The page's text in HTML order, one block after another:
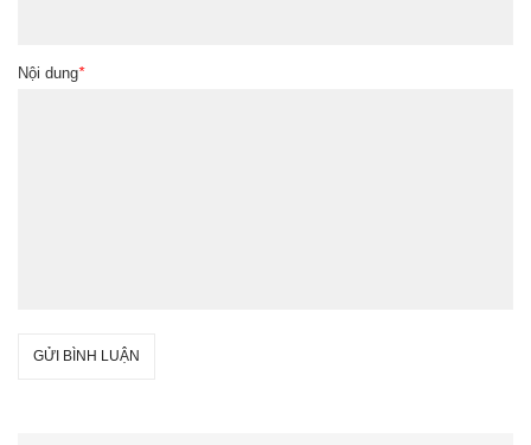
Nội dung*
GỬI BÌNH LUẬN